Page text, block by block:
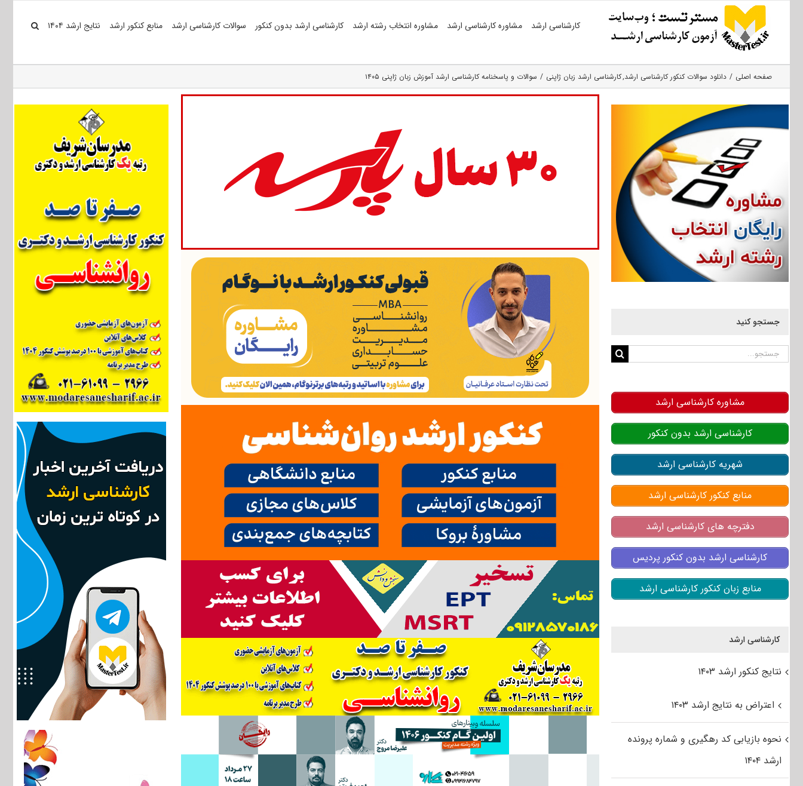
کارشناسی ارشد مشاوره کارشناسی ارشد مشاوره انتخاب رشته ارشد کارشناسی ارشد بدون کنکور سوالات کارشناسی ارشد منابع کنکور ارشد نتایج ارشد ۱۴۰۴
صفحه اصلی دانلود سوالات کنکور کارشناسی ارشد کارشناسی ارشد زبان ژاپنی سوالات و پاسخنامه کارشناسی ارشد آموزش زبان ژاپنی ۱۴۰۵
جستجو کنید
جستجو
مشاوره کارشناسی ارشد
کارشناسی ارشد بدون کنکور
شهریه کارشناسی ارشد
منابع کنکور کارشناسی ارشد
دفترچه های کارشناسی ارشد
کارشناسی ارشد بدون کنکور پردیس
منابع زبان کنکور کارشناسی ارشد
کارشناسی ارشد
نتایج کنکور ارشد ۱۴۰۳
اعتراض به نتایج ارشد ۱۴۰۳
نحوه بازیابی کد رهگیری و شماره پرونده
ارشد ۱۴۰۴